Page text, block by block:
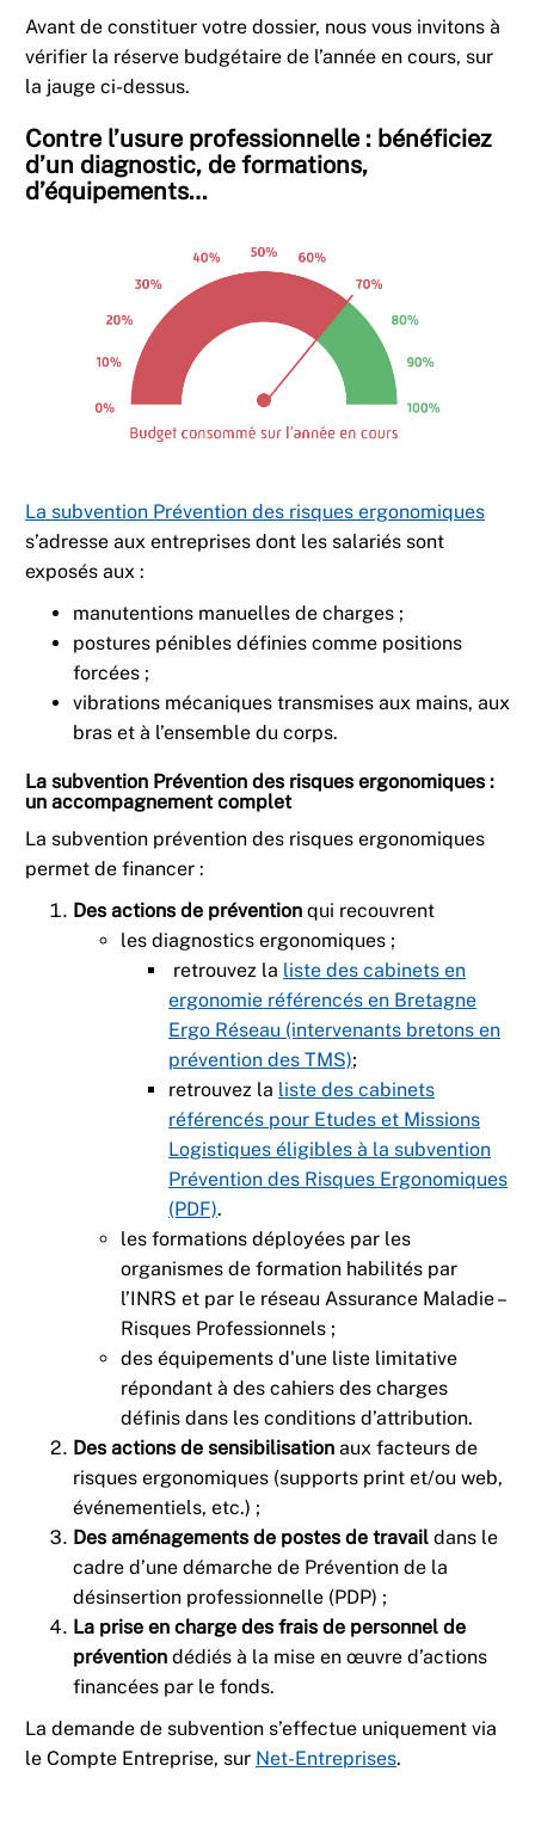
Avant de constituer votre dossier, nous vous invitons à
vérifier la réserve budgétaire de l’année en cours, sur
la jauge ci-dessus.
Contre l’usure professionnelle : bénéficiez
d’un diagnostic, de formations,
d’équipements…
La subvention Prévention des risques ergonomiques
s’adresse aux entreprises dont les salariés sont
exposés aux :
manutentions manuelles de charges ;
postures pénibles définies comme positions
forcées ;
vibrations mécaniques transmises aux mains, aux
bras et à l’ensemble du corps.
La subvention Prévention des risques ergonomiques :
un accompagnement complet
La subvention prévention des risques ergonomiques
permet de financer :
Des actions de prévention qui recouvrent
les diagnostics ergonomiques ;
retrouvez la liste des cabinets en
ergonomie référencés en Bretagne
Ergo Réseau (intervenants bretons en
prévention des TMS);
retrouvez la liste des cabinets
référencés pour Etudes et Missions
Logistiques éligibles à la subvention
Prévention des Risques Ergonomiques
(PDF).
les formations déployées par les
organismes de formation habilités par
l’INRS et par le réseau Assurance Maladie –
Risques Professionnels ;
des équipements d'une liste limitative
répondant à des cahiers des charges
définis dans les conditions d’attribution.
Des actions de sensibilisation aux facteurs de
risques ergonomiques (supports print et/ou web,
événementiels, etc.) ;
Des aménagements de postes de travail dans le
cadre d’une démarche de Prévention de la
désinsertion professionnelle (PDP) ;
La prise en charge des frais de personnel de
prévention dédiés à la mise en œuvre d’actions
financées par le fonds.
La demande de subvention s’effectue uniquement via
le Compte Entreprise, sur Net-Entreprises.